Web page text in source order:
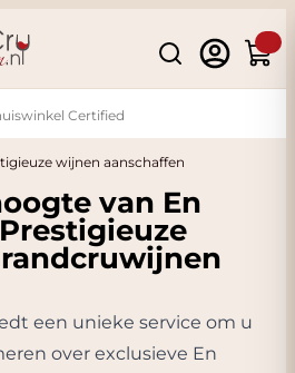
Search
Cart
Certified
wijnen aanschaffen
van En
een unieke service om u
over exclusieve En